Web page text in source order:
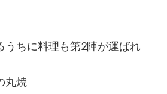
うちに料理も第2陣が運ばれ
丸焼